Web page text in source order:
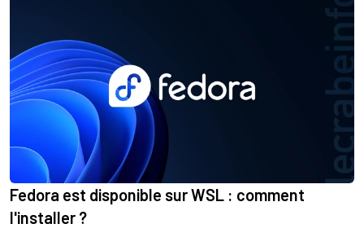
Fedora est disponible sur WSL : comment
l'installer ?